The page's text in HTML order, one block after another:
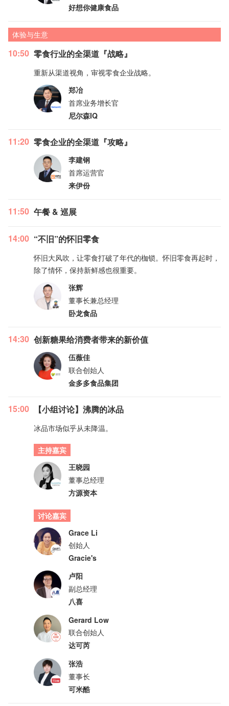
好想你健康食品
体验与生意
10:50 零食行业的全渠道『战略』
重新从渠道视角，审视零食企业战略。
郑冶
首席业务增长官
尼尔森IQ
11:20 零食企业的全渠道『攻略』
李建钢
首席运营官
来伊份
11:50 午餐 & 巡展
14:00 “不旧”的怀旧零食
怀旧大风吹，让零食打破了年代的枷锁。怀旧零食再起时，
除了情怀，保持新鲜感也很重要。
张辉
董事长兼总经理
卧龙食品
14:30 创新糖果给消费者带来的新价值
伍薇佳
联合创始人
金多多食品集团
15:00 【小组讨论】沸腾的冰品
冰品市场似乎从未降温。
主持嘉宾
王晓园
董事总经理
方源资本
讨论嘉宾
Grace Li
创始人
Gracie's
卢阳
副总经理
八喜
Gerard Low
联合创始人
达可芮
张浩
董事长
可米酷